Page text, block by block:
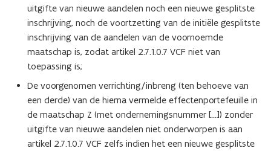
uitgifte van nieuwe aandelen noch een nieuwe gesplitste
inschrijving, noch de voortzetting van de initiële gesplitste
inschrijving van de aandelen van de voornoemde
maatschap is, zodat artikel 2.7.1.0.7 VCF niet van
toepassing is;
De voorgenomen verrichting/inbreng (ten behoeve van
een derde) van de hierna vermelde effectenportefeuille in
de maatschap Z (met ondernemingsnummer […]) zonder
uitgifte van nieuwe aandelen niet onderworpen is aan
artikel 2.7.1.0.7 VCF zelfs indien het een nieuwe gesplitste